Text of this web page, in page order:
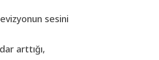
sesini
arttığı,